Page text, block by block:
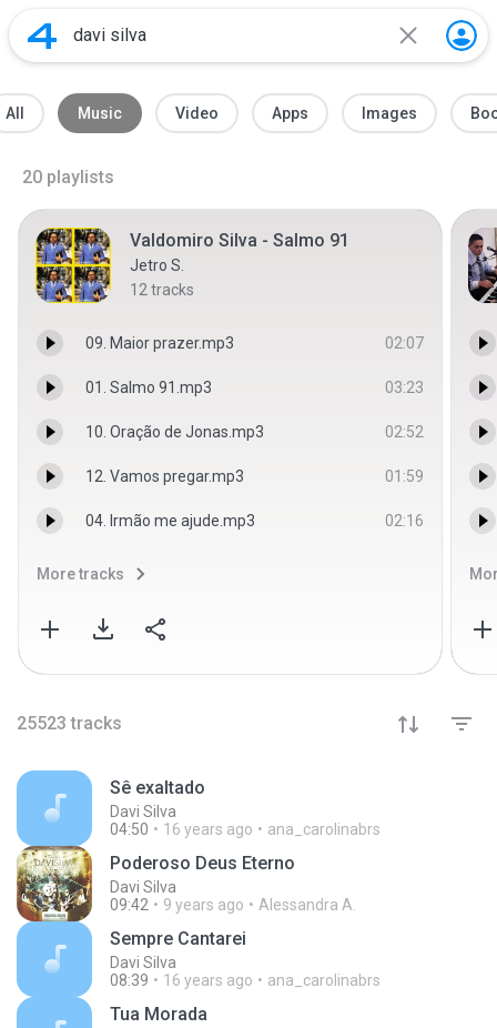
All Music Video Apps Images
20 playlists
Valdomiro Silva - Salmo 91
Jetro S.
12 tracks
09. Maior prazer.mp3 02:07
01. Salmo 91.mp3 03:23
10. Oração de Jonas.mp3 02:52
12. Vamos pregar.mp3 01:59
04. Irmão me ajude.mp3 02:16
More tracks
25523 tracks
Sê exaltado
Davi Silva
04:50
16 years ago ana_carolinabrs
Poderoso Deus Eterno
Davi Silva
09:42
9 years ago Alessandra A.
Sempre Cantarei
Davi Silva
08:39
16 years ago ana_carolinabrs
Tua Morada